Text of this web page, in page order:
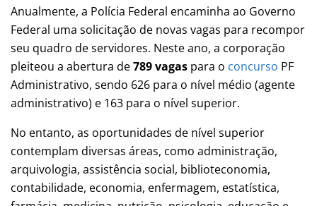
Anualmente, a Polícia Federal encaminha ao Governo
Federal uma solicitação de novas vagas para recompor
seu quadro de servidores. Neste ano, a corporação
pleiteou a abertura de789 vagas para o concurso PF
Administrativo, sendo 626 para o nível médio (agente
administrativo) e 163 para o nível superior.
No entanto, as oportunidades de nível superior
contemplam diversas áreas, como administração,
arquivologia, assistência social, biblioteconomia,
contabilidade, economia, enfermagem, estatística,